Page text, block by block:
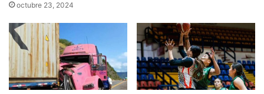
octubre 23, 2024